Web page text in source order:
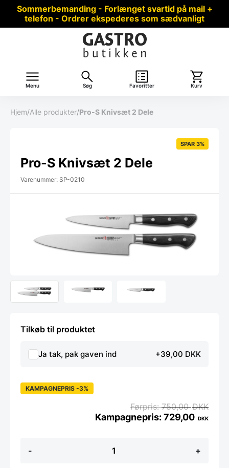
Sommerbemanding - Forlænget svartid på mail +
telefon - Ordrer ekspederes som sædvanligt
Menu Søg Favoritter Kurv
Hjem/Alle produkter/Pro-S Knivsæt 2 Dele
SPAR 3%
Pro-S Knivsæt 2 Dele
Varenummer: SP-0210
Tilkøb til produktet
Ja tak, pak gaven ind +39,00 DKK
- +
KAMPAGNEPRIS -3%
750,00DKK
729,00 DKK